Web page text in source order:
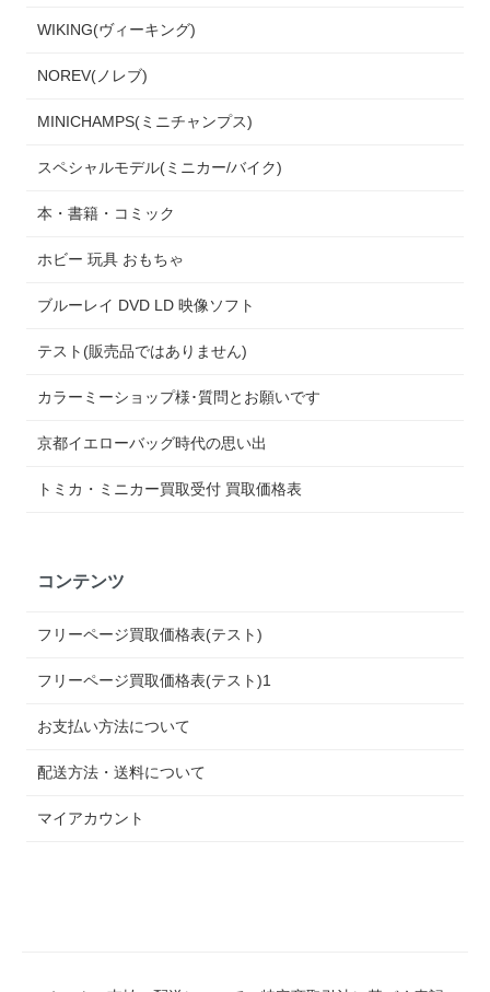
WIKING(ヴィーキング)
NOREV(ノレブ)
MINICHAMPS(ミニチャンプス)
スペシャルモデル(ミニカー/バイク)
本・書籍・コミック
ホビー 玩具 おもちゃ
ブルーレイ DVD LD 映像ソフト
テスト(販売品ではありません)
カラーミーショップ様･質問とお願いです
京都イエローバッグ時代の思い出
トミカ・ミニカー買取受付 買取価格表
コンテンツ
フリーページ買取価格表(テスト)
フリーページ買取価格表(テスト)1
お支払い方法について
配送方法・送料について
マイアカウント